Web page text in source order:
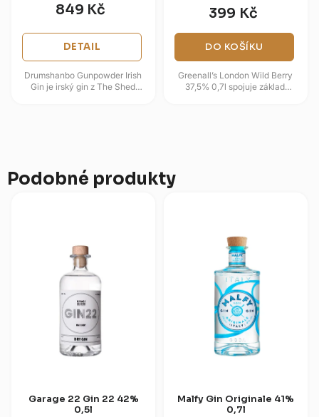
849 Kč
DETAIL
Drumshanbo Gunpowder Irish
Gin je irský gin z The Shed
399 Kč
DO KOŠÍKU
Greenall’s London Wild Berry
37,5% 0,7l spojuje základ
Podobné produkty
Garage 22 Gin 22 42%
0,5l
Malfy Gin Originale 41%
0,7l